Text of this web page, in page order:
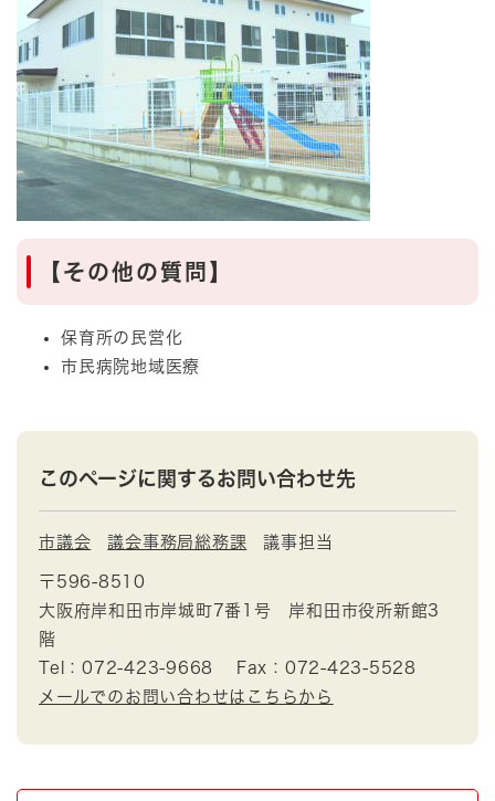
【その他の質問】
保育所の民営化
市民病院地域医療
このページに関するお問い合わせ先
市議会 議会事務局総務課 議事担当
〒596-8510
大阪府岸和田市岸城町7番1号 岸和田市役所新館3
階
Tel：072-423-9668
Fax：072-423-5528
メールでのお問い合わせはこちらから